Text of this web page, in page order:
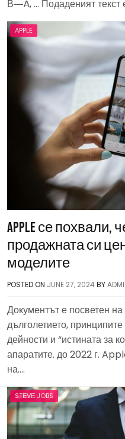
Β―Ä, … Подаденият текст
APPLE
Apple се похвали,
продажната си
моделите
POSTED ON JUNE 27, 2024BY
Документът е посветен
дълголетието,
дейности и “истината за
апаратите. до 2022 г.
на….
STЕVЕ JOBS